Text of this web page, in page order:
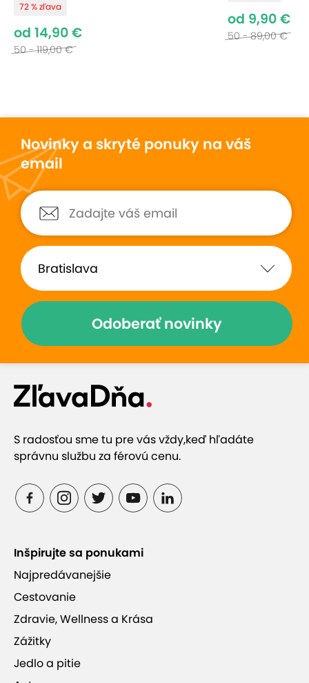
72 % zľava
od 14,90 €
50 - 119,00 €
od 9,90 €
50 - 89,00 €
Novinky a skryté ponuky na váš
email
Odoberať novinky
S radosťou sme tu pre vás vždy,keď hľadáte
správnu službu za férovú cenu.
Inšpirujte sa ponukami
Najpredávanejšie
Cestovanie
Zdravie, Wellness a Krása
Zážitky
Jedlo a pitie